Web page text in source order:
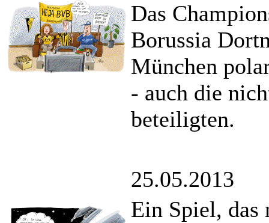
Das
Borussia
München
- auch die
beteiligten.
25.05.2013
Ein Spiel, das